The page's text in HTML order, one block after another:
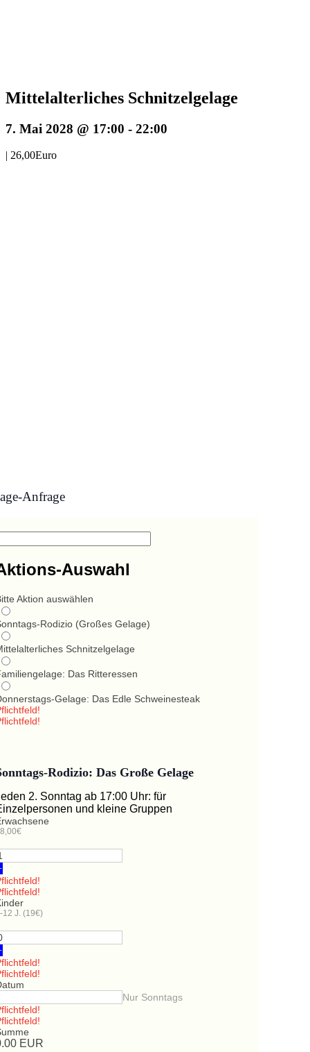
Mittelalterliches Schnitzelgelage
7. Mai 2028 @ 17:00 - 22:00
| 26,00Euro
Anfrage
Auswahl
Aktion auswählen
Rodizio (Großes Gelage)
Schnitzelgelage
Das Ritteressen
Gelage: Das Edle Schweinesteak
Rodizio: Das Große Gelage
2. Sonntag ab 17:00 Uhr: für
und kleine Gruppen
12 J. (19€)
Nur Sonntags
EUR